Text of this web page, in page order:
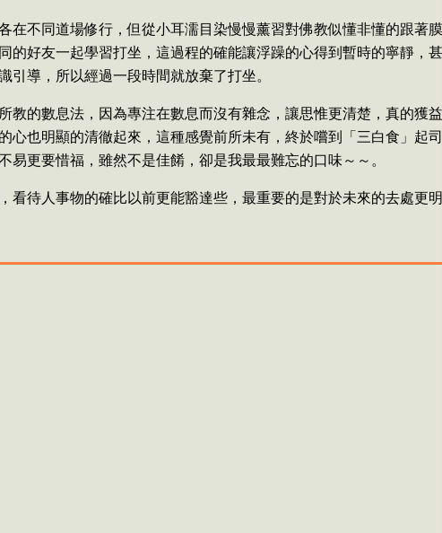
在不同道場修行，但從小耳濡目染慢慢薰習對佛教似懂非懂的跟
的好友一起學習打坐，這過程的確能讓浮躁的心得到暫時的寧靜，
導，所以經過一段時間就放棄了打坐。
教的數息法，因為專注在數息而沒有雜念，讓思惟更清楚，真的
也明顯的清徹起來，這種感覺前所未有，終於嚐到「三白食」起
更要惜福，雖然不是佳餚，卻是我最最難忘的口味～～。
看待人事物的確比以前更能豁達些，最重要的是對於未來的去處更